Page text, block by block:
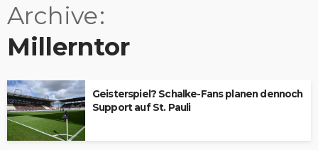
Archive
Millerntor
Geisterspiel? Schalke-Fans planen dennoch
Support auf St. Pauli